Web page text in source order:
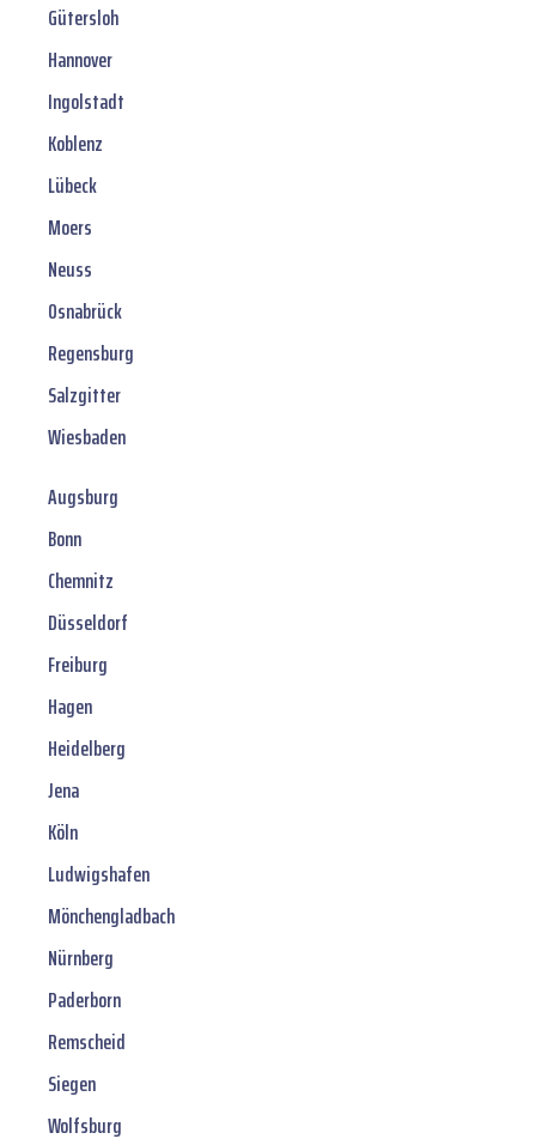
Gütersloh
Hannover
Ingolstadt
Koblenz
Lübeck
Moers
Neuss
Osnabrück
Regensburg
Salzgitter
Wiesbaden
Augsburg
Bonn
Chemnitz
Düsseldorf
Freiburg
Hagen
Heidelberg
Jena
Köln
Ludwigshafen
Mönchengladbach
Nürnberg
Paderborn
Remscheid
Siegen
Wolfsburg